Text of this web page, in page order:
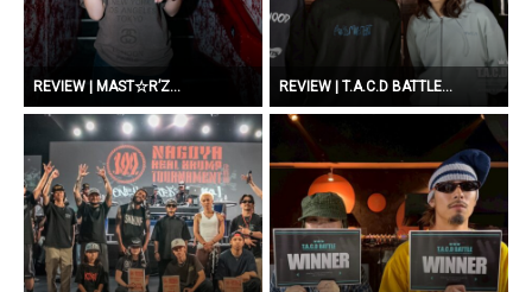
REVIEW | MAST☆R’Z... REVIEW | T.A.C.D BATTLE...